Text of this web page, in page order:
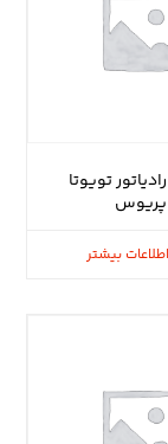
تویوتا
پریوس
اطلاعات بیشتر